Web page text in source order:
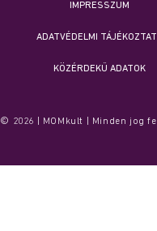
IMPRESSZUM
ADATVÉDELMI
KÖZÉRDEKŰ ADATOK
© 2026 | MOMkult | Minden jog